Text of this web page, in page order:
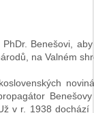
Benešovi,
na Valném
v r. 1938